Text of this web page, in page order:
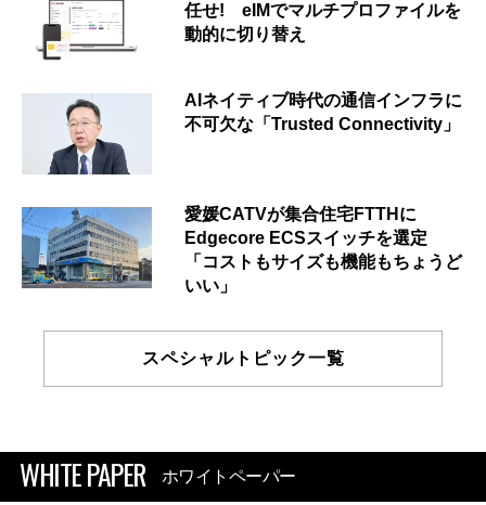
任せ! eIMでマルチプロファイルを
動的に切り替え
AIネイティブ時代の通信インフラに
不可欠な「Trusted Connectivity」
愛媛CATVが集合住宅FTTHに
Edgecore ECSスイッチを選定
「コストもサイズも機能もちょうど
いい」
スペシャルトピック一覧
WHITE PAPER ホワイトペーパー